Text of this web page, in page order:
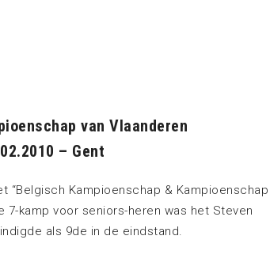
van Vlaanderen
– Gent
“Belgisch Kampioenschap & Kampioenschap
7-kamp voor seniors-heren was het Steven
als 9de in de eindstand.